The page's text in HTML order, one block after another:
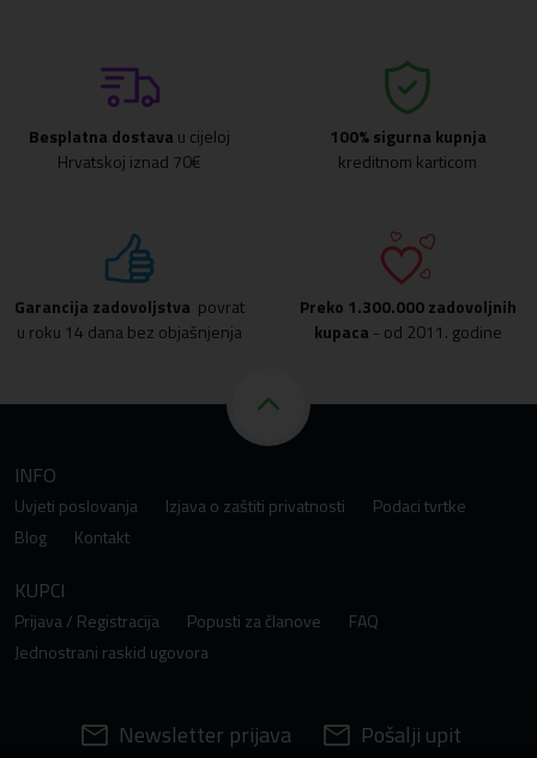
Besplatna dostava u cijeloj
Hrvatskoj iznad 70€
100% sigurna kupnja
kreditnom karticom
Garancija zadovoljstva povrat
u roku 14 dana bez objašnjenja
Preko 1.300.000 zadovoljnih
kupaca - od 2011. godine
INFO
Uvjeti poslovanja Izjava o zaštiti privatnosti
Podaci tvrtke
Blog
Kontakt
KUPCI
Prijava / Registracija Popusti za članove
FAQ
Jednostrani raskid ugovora
Newsletter prijava Pošalji upit